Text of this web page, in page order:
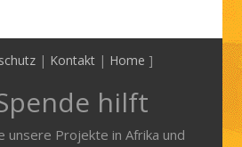
| Kontakt | Home ]
hilft
unsere Projekte in Afrika und